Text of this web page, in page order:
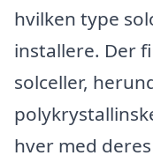
hvilken type
installere. Der
solceller,
hver med